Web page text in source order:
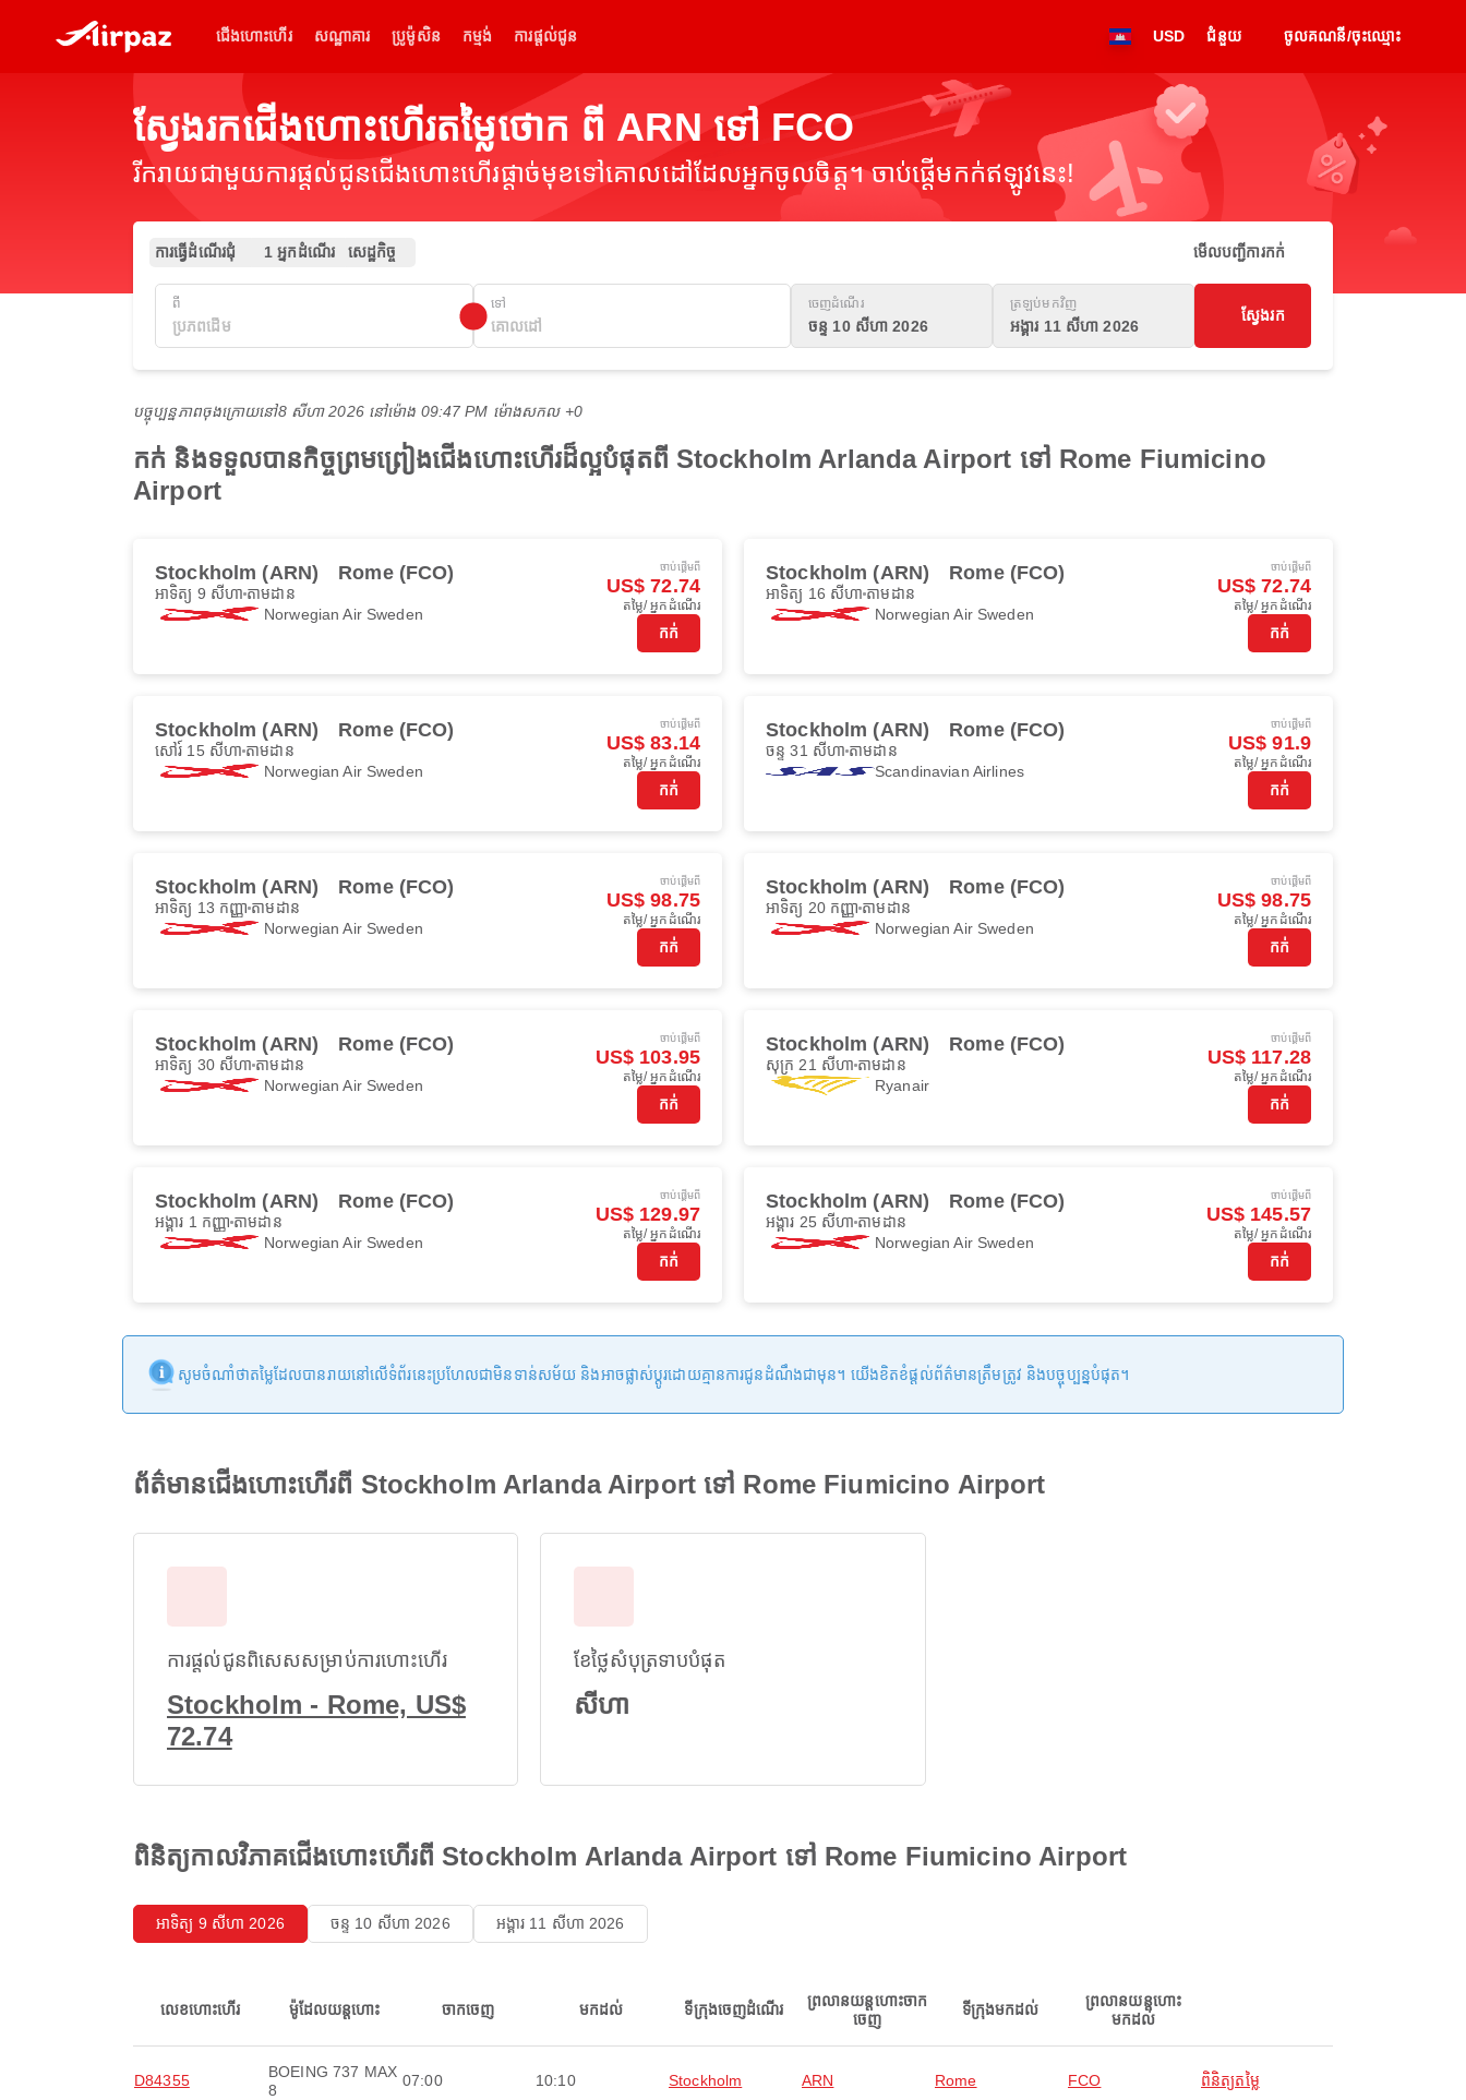
ជើងហោះហើរ សណ្ឋាគារ ប្រូម៉ូសិន កម្មង់ ការផ្តល់ជូន USD ជំនួយ ចូលគណនី/ចុះឈ្មោះ
ស្វែងរកជើងហោះហើរតម្លៃថោក ពី ARN ទៅ FCO
រីករាយជាមួយការផ្តល់ជូនជើងហោះហើរផ្តាច់មុខទៅគោលដៅដែលអ្នកចូលចិត្ត។ ចាប់ផ្តើមកក់ឥឡូវនេះ!
ការធ្វើដំណើរជុំ 1 អ្នកដំណើរ សេដ្ឋកិច្ច មើលបញ្ជីការកក់
ពី ទៅ ចេញដំណើរ
ចន្ទ 10 សីហា 2026
ត្រឡប់មកវិញ
អង្គារ 11 សីហា 2026
ស្វែងរក
បច្ចុប្បន្នភាពចុងក្រោយនៅ8 សីហា 2026 នៅ​ម៉ោង 09:47 PM ម៉ោង​សកល +0
កក់ និងទទួលបានកិច្ចព្រមព្រៀងជើងហោះហើរដ៏ល្អបំផុតពី Stockholm Arlanda Airport ទៅ Rome Fiumicino
Airport
Stockholm (ARN) Rome (FCO)
អាទិត្យ 9 សីហា តាមដាន
Norwegian Air Sweden
ចាប់ផ្ដើមពី
US$ 72.74
តម្លៃ/ អ្នកដំណើរ
កក់
Stockholm (ARN) Rome (FCO)
អាទិត្យ 16 សីហា តាមដាន
Norwegian Air Sweden
ចាប់ផ្ដើមពី
US$ 72.74
តម្លៃ/ អ្នកដំណើរ
កក់
Stockholm (ARN) Rome (FCO)
សៅរ៍ 15 សីហា តាមដាន
Norwegian Air Sweden
ចាប់ផ្ដើមពី
US$ 83.14
តម្លៃ/ អ្នកដំណើរ
កក់
Stockholm (ARN) Rome (FCO)
ចន្ទ 31 សីហា តាមដាន
Scandinavian Airlines
ចាប់ផ្ដើមពី
US$ 91.9
តម្លៃ/ អ្នកដំណើរ
កក់
Stockholm (ARN) Rome (FCO)
អាទិត្យ 13 កញ្ញា តាមដាន
Norwegian Air Sweden
ចាប់ផ្ដើមពី
US$ 98.75
តម្លៃ/ អ្នកដំណើរ
កក់
Stockholm (ARN) Rome (FCO)
អាទិត្យ 20 កញ្ញា តាមដាន
Norwegian Air Sweden
ចាប់ផ្ដើមពី
US$ 98.75
តម្លៃ/ អ្នកដំណើរ
កក់
Stockholm (ARN) Rome (FCO)
អាទិត្យ 30 សីហា តាមដាន
Norwegian Air Sweden
ចាប់ផ្ដើមពី
US$ 103.95
តម្លៃ/ អ្នកដំណើរ
កក់
Stockholm (ARN) Rome (FCO)
សុក្រ 21 សីហា តាមដាន
Ryanair
ចាប់ផ្ដើមពី
US$ 117.28
តម្លៃ/ អ្នកដំណើរ
កក់
Stockholm (ARN) Rome (FCO)
អង្គារ 1 កញ្ញា តាមដាន
Norwegian Air Sweden
ចាប់ផ្ដើមពី
US$ 129.97
តម្លៃ/ អ្នកដំណើរ
កក់
Stockholm (ARN) Rome (FCO)
អង្គារ 25 សីហា តាមដាន
Norwegian Air Sweden
ចាប់ផ្ដើមពី
US$ 145.57
តម្លៃ/ អ្នកដំណើរ
កក់
សូមចំណាំថាតម្លៃដែលបានរាយនៅលើទំព័រនេះប្រហែលជាមិនទាន់សម័យ និងអាចផ្លាស់ប្តូរដោយគ្មានការជូនដំណឹងជាមុន។ យើងខិតខំផ្តល់ព័ត៌មានត្រឹមត្រូវ និងបច្ចុប្បន្នបំផុត។
ព័ត៌មានជើងហោះហើរពី Stockholm Arlanda Airport ទៅ Rome Fiumicino Airport
ការផ្តល់ជូនពិសេសសម្រាប់ការហោះហើរ
Stockholm - Rome, US$
72.74
ខែថ្លៃសំបុត្រទាបបំផុត
សីហា
ពិនិត្យកាលវិភាគជើងហោះហើរពី Stockholm Arlanda Airport ទៅ Rome Fiumicino Airport
អាទិត្យ 9 សីហា 2026 ចន្ទ 10 សីហា 2026 អង្គារ 11 សីហា 2026
លេខហោះហើរ ម៉ូដែលយន្តហោះ ចាកចេញ មកដល់ ទីក្រុងចេញដំណើរ
ព្រលានយន្តហោះចាក
ចេញ
ទីក្រុងមកដល់
ព្រលានយន្តហោះ
មកដល់
D84355
BOEING 737 MAX
8
07:00 10:10 Stockholm ARN Rome FCO ពិនិត្យតម្លៃ